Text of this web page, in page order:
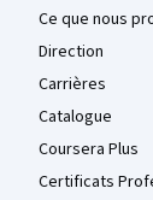
Ce que nous
Direction
Carrières
Catalogue
Coursera Plus
Certificats